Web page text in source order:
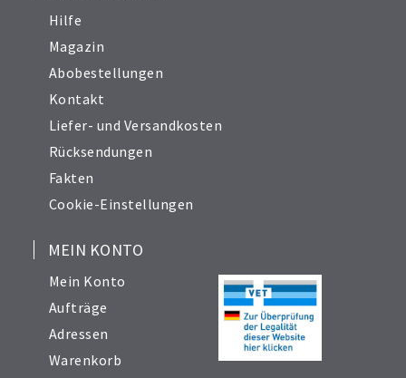
Hilfe
Magazin
Abobestellungen
Kontakt
Liefer- und Versandkosten
Rücksendungen
Fakten
Cookie-Einstellungen
MEIN KONTO
Mein Konto
Aufträge
Adressen
Warenkorb